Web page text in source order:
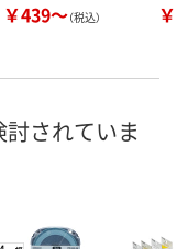
￥439～（税込）
されていま